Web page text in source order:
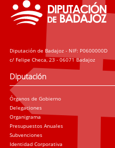
Diputación de Badajoz - NIF: P0600000D
c/ Felipe Checa, 23 - 06071 Badajoz
Diputación
Órganos de Gobierno
Delegaciones
Organigrama
Presupuestos Anuales
Subvenciones
Identidad Corporativa